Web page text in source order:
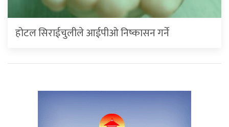
होटल सिराईचुलीले आईपीओ निष्कासन गर्ने